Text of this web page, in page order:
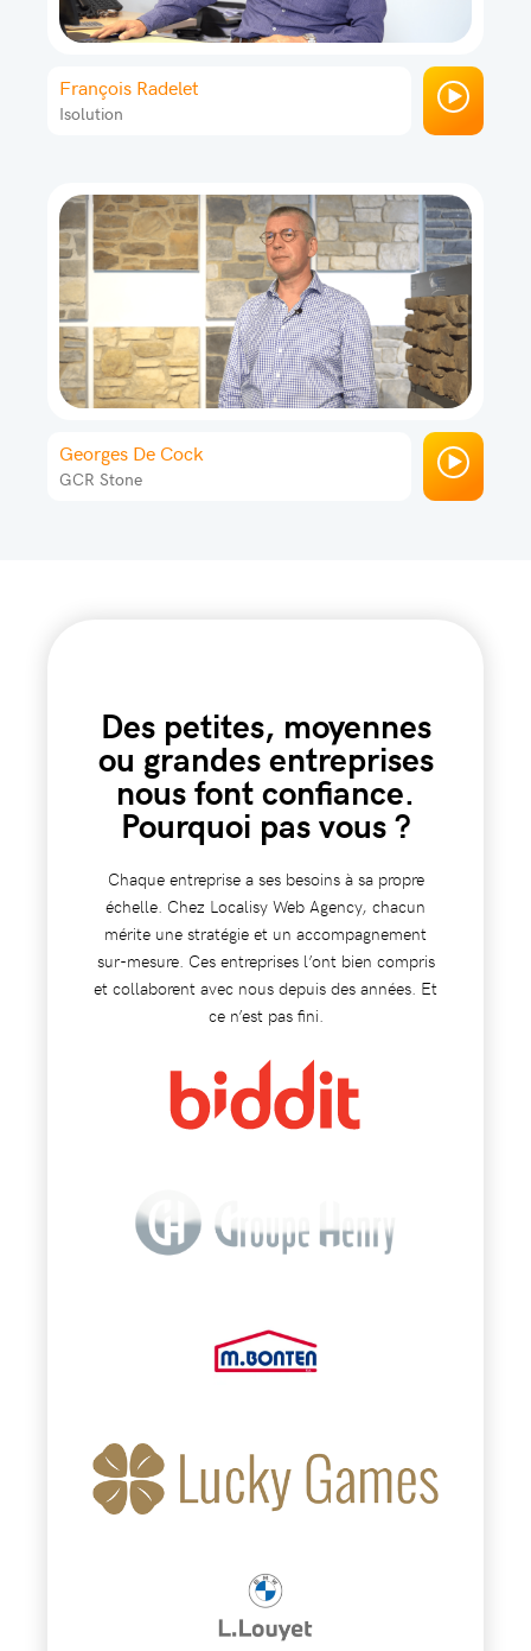
François Radelet
Isolution
Georges De Cock
GCR Stone
Des petites, moyennes
ou grandes entreprises
nous font confiance.
Pourquoi pas vous ?
Chaque entreprise a ses besoins à sa propre
échelle. Chez Localisy Web Agency, chacun
mérite une stratégie et un accompagnement
sur-mesure. Ces entreprises l’ont bien compris
et collaborent avec nous depuis des années. Et
ce n’est pas fini.